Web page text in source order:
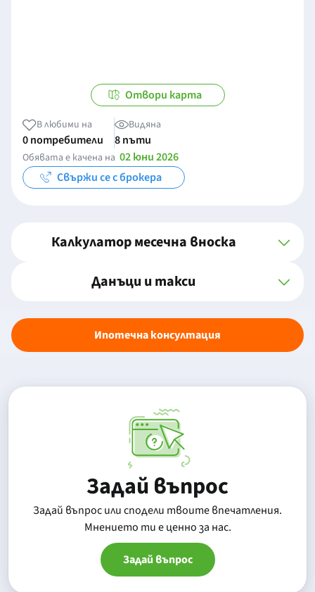
Отвори карта
В любими на
0 потребители
Видяна
8 пъти
Обявата е качена на 02 юни 2026
Свържи се с брокера
Калкулатор месечна вноска
Данъци и такси
Ипотечна консултация
Задай въпрос
Задай въпрос или сподели твоите впечатления.
Mнението ти е ценно за нас.
Задай въпрос